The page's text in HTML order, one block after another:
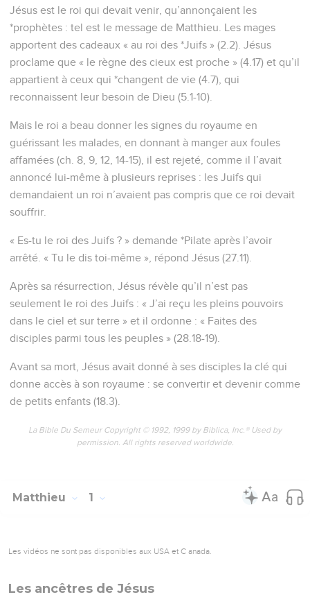
Jésus est le roi qui devait venir, qu’annonçaient les
*prophètes : tel est le message de Matthieu. Les mages
apportent des cadeaux « au roi des *Juifs » (2.2). Jésus
proclame que « le règne des cieux est proche » (4.17) et qu’il
appartient à ceux qui *changent de vie (4.7), qui
reconnaissent leur besoin de Dieu (5.1-10).
Mais le roi a beau donner les signes du royaume en
guérissant les malades, en donnant à manger aux foules
affamées (ch. 8, 9, 12, 14-15), il est rejeté, comme il l’avait
annoncé lui-même à plusieurs reprises : les Juifs qui
demandaient un roi n’avaient pas compris que ce roi devait
souffrir.
« Es-tu le roi des Juifs ? » demande *Pilate après l’avoir
arrêté. « Tu le dis toi-même », répond Jésus (27.11).
Après sa résurrection, Jésus révèle qu’il n’est pas
seulement le roi des Juifs : « J’ai reçu les pleins pouvoirs
dans le ciel et sur terre » et il ordonne : « Faites des
disciples parmi tous les peuples » (28.18-19).
Avant sa mort, Jésus avait donné à ses disciples la clé qui
donne accès à son royaume : se convertir et devenir comme
de petits enfants (18.3).
La Bible Du Semeur Copyright © 1992, 1999 by Biblica, Inc.® Used by
permission. All rights reserved worldwide.
Matthieu 1
Les vidéos ne sont pas disponibles aux USA et C anada.
Les ancêtres de Jésus